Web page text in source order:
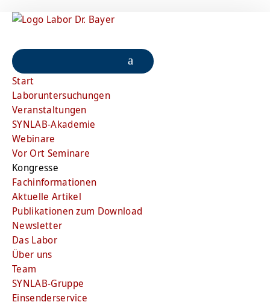
Start
Laboruntersuchungen
Veranstaltungen
SYNLAB-Akademie
Webinare
Vor Ort Seminare
Kongresse
Fachinformationen
Aktuelle Artikel
Publikationen zum Download
Newsletter
Das Labor
Über uns
Team
SYNLAB-Gruppe
Einsenderservice